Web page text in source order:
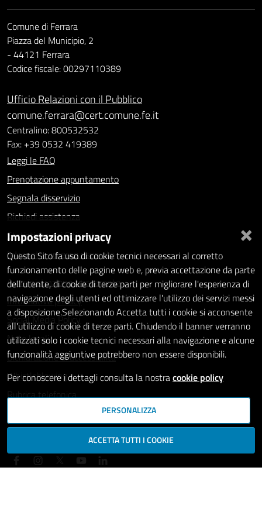
Comune di Ferrara
Piazza del Municipio, 2
- 44121 Ferrara
Codice fiscale: 00297110389
Ufficio Relazioni con il Pubblico
comune.ferrara@cert.comune.fe.it
Centralino: 800532532
Fax: +39 0532 419389
Leggi le FAQ
Prenotazione appuntamento
Segnala disservizio
Richiedi assistenza
Statistiche dei Siti web
Intranet - accesso riservato
Amministrazione trasparente
Informativa privacy
Social Media Policy
Note legali
Dichiarazione di accessibilità
Whistleblowing
Rubrica telefonica
SEGUICI SU
×
Impostazioni privacy
Questo Sito fa uso di cookie tecnici necessari al corretto
funzionamento delle pagine web e, previa accettazione da parte
dell'utente, di cookie di terze parti per migliorare l'esperienza di
navigazione degli utenti ed ottimizzare l'utilizzo dei servizi messi
a disposizione.Selezionando Accetta tutti i cookie si acconsente
all'utilizzo di cookie di terze parti. Chiudendo il banner verranno
utilizzati solo i cookie tecnici necessari alla navigazione e alcune
funzionalità aggiuntive potrebbero non essere disponibili.
Per conoscere i dettagli consulta la nostracookie policy
PERSONALIZZA
ACCETTA TUTTI I COOKIE